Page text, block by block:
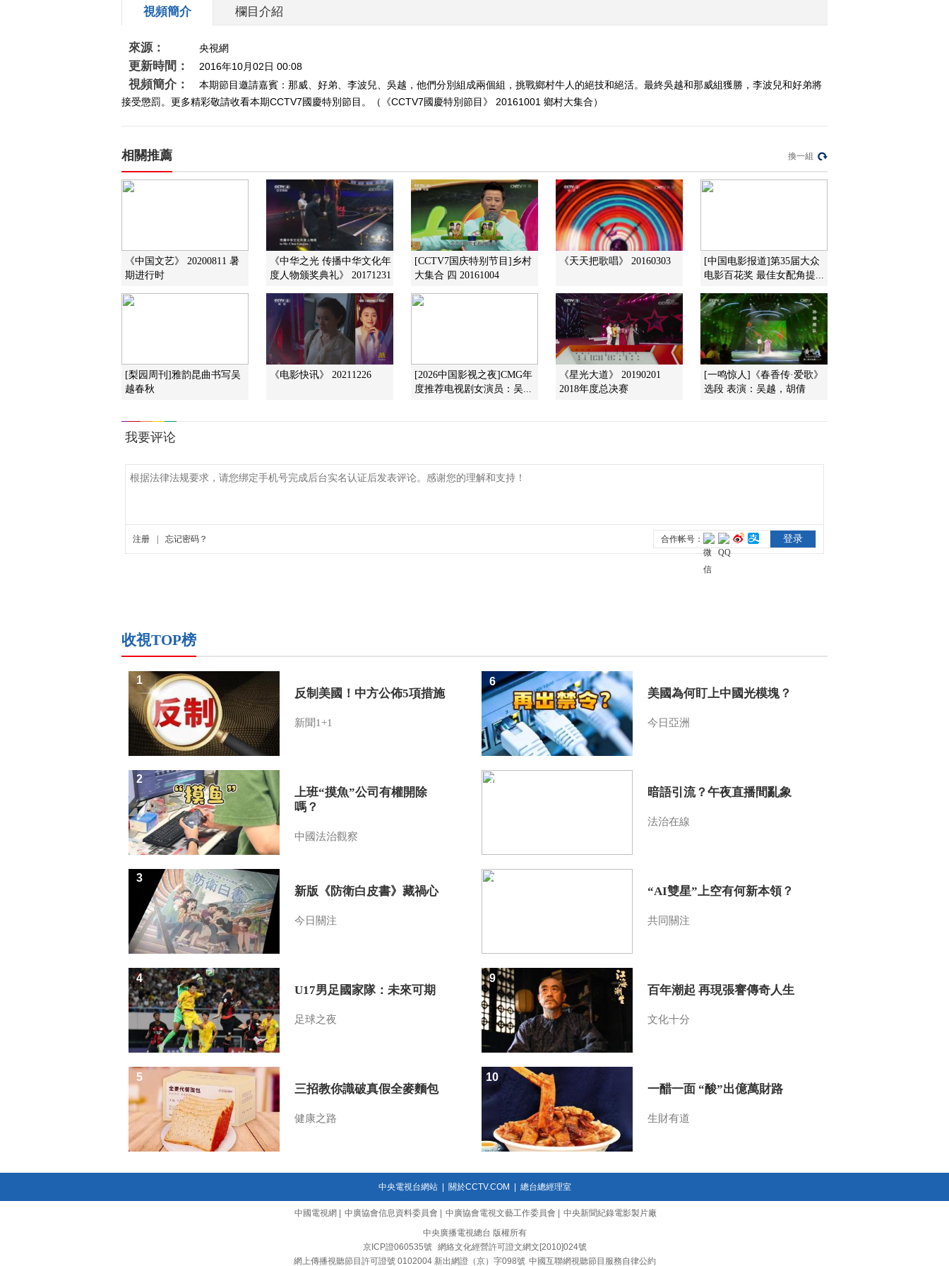
2016-09-03 21:06:14
2016-08-20 20:48:16
[乡村大世界]转出好人生
精彩荟萃(一) 20160813
2016-08-13 20:18:15
[乡村大世界]转出好人生
(十二) 20160806
2016-08-06 20:21:14
(十一) 20160730
[乡村大世界]转出好人生
(十) 20160723
2016-07-17 06:45:05
(八) 20160709
2016-06-21 01:22:07
[乡村大世界]转出好人生
(三) 20160604
2016-05-28 20:26:17
視頻簡介 欄目介紹
來源： 央視網
更新時間： 2016年10月02日 00:08
視頻簡介：
本期節目邀請嘉賓：那威、好弟、李波兒、吳越，他們分別組成兩個組，挑戰鄉村牛人的絕技和絕活。最終吳越和那威組獲勝，李波兒和好弟將
接受懲罰。更多精彩敬請收看本期CCTV7國慶特別節目。（《CCTV7國慶特別節目》 20161001 鄉村大集合）
相關推薦 換一組
《中国文艺》 20200811 暑
期进行时
《中华之光 传播中华文化年
度人物颁奖典礼》 20171231
[CCTV7国庆特别节目]乡村
大集合 四 20161004
《天天把歌唱》 20160303
[中国电影报道]第35届大众
电影百花奖 最佳女配角提...
[梨园周刊]雅韵昆曲书写吴
越春秋
《电影快讯》 20211226
[2026中国影视之夜]CMG年
度推荐电视剧女演员：吴...
《星光大道》 20190201
2018年度总决赛
[一鸣惊人]《春香传·爱歌》
选段 表演：吴越，胡倩
收視TOP榜
反制美國！中方公佈5項措施
新聞1+1
1
上班“摸魚”公司有權開除
嗎？
中國法治觀察
2
新版《防衛白皮書》藏禍心
今日關注
3
U17男足國家隊：未來可期
足球之夜
4
三招教你識破真假全麥麵包
健康之路
5
美國為何盯上中國光模塊？
今日亞洲
6
暗語引流？午夜直播間亂象
法治在線
7
“AI雙星”上空有何新本領？
共同關注
8
百年潮起 再現張謇傳奇人生
文化十分
9
一醋一面 “酸”出億萬財路
生財有道
10
中央電視台網站| 關於CCTV.COM 總台總經理室
中國電視網 中廣協會信息資料委員會 中廣協會電視文藝工作委員會
中央新聞紀錄電影製片廠
中央廣播電視總台 版權所有
京ICP證060535號
網絡文化經營許可證文網文[2010]024號
網上傳播視聽節目許可證號 0102004 新出網證（京）字098號 中國互聯網視聽節目服務自律公約